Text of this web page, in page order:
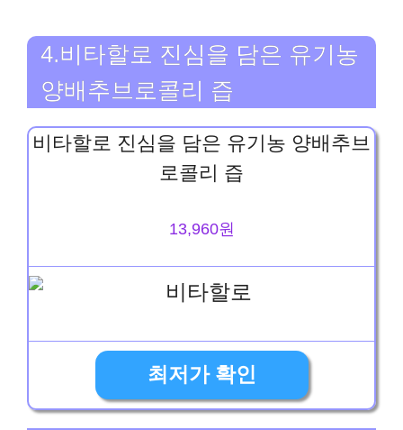
4.비타할로 진심을 담은 유기농
양배추브로콜리 즙
비타할로 진심을 담은 유기농 양배추브
로콜리 즙
13,960원
최저가 확인